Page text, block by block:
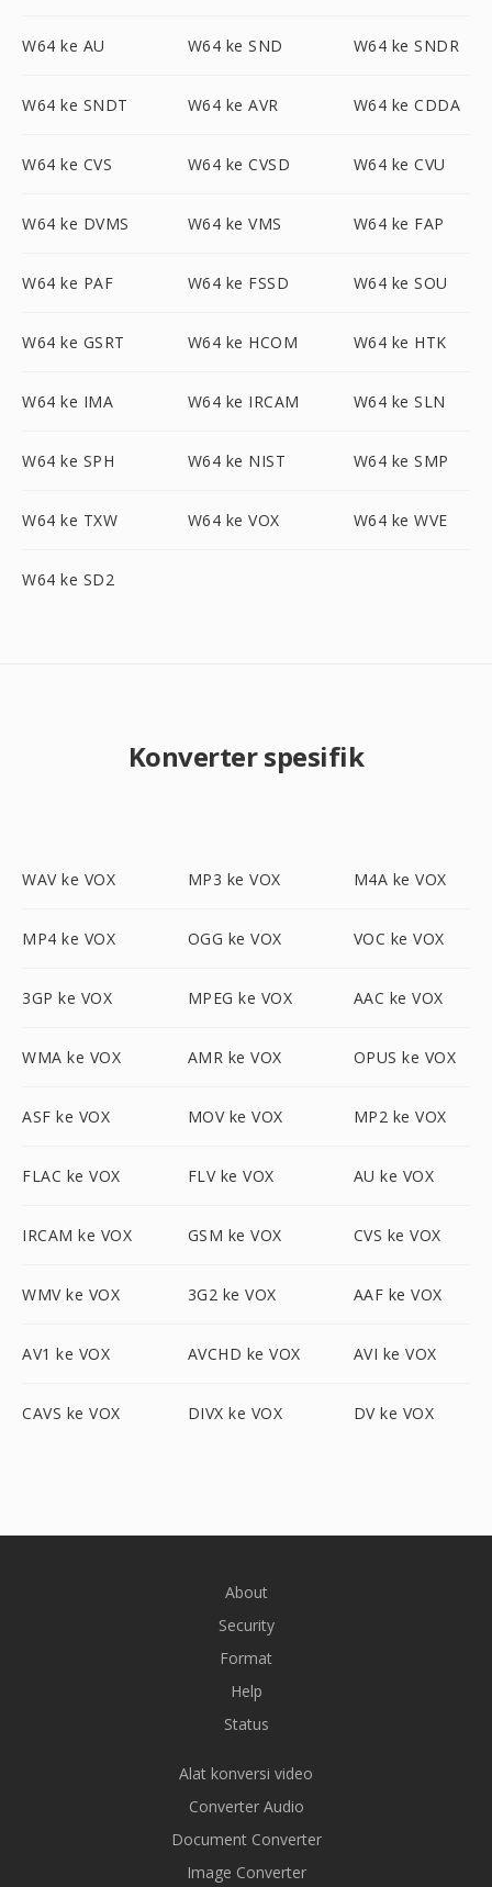
W64 ke AU W64 ke SND W64 ke SNDR
W64 ke SNDT W64 ke AVR W64 ke CDDA
W64 ke CVS W64 ke CVSD W64 ke CVU
W64 ke DVMS W64 ke VMS W64 ke FAP
W64 ke PAF W64 ke FSSD W64 ke SOU
W64 ke GSRT W64 ke HCOM W64 ke HTK
W64 ke IMA W64 ke IRCAM W64 ke SLN
W64 ke SPH W64 ke NIST W64 ke SMP
W64 ke TXW W64 ke VOX W64 ke WVE
W64 ke SD2
Konverter spesifik
WAV ke VOX MP3 ke VOX M4A ke VOX
MP4 ke VOX OGG ke VOX VOC ke VOX
3GP ke VOX MPEG ke VOX AAC ke VOX
WMA ke VOX AMR ke VOX OPUS ke VOX
ASF ke VOX MOV ke VOX MP2 ke VOX
FLAC ke VOX FLV ke VOX AU ke VOX
IRCAM ke VOX GSM ke VOX CVS ke VOX
WMV ke VOX 3G2 ke VOX AAF ke VOX
AV1 ke VOX AVCHD ke VOX AVI ke VOX
CAVS ke VOX DIVX ke VOX DV ke VOX
About
Security
Format
Help
Status
Alat konversi video
Converter Audio
Document Converter
Image Converter